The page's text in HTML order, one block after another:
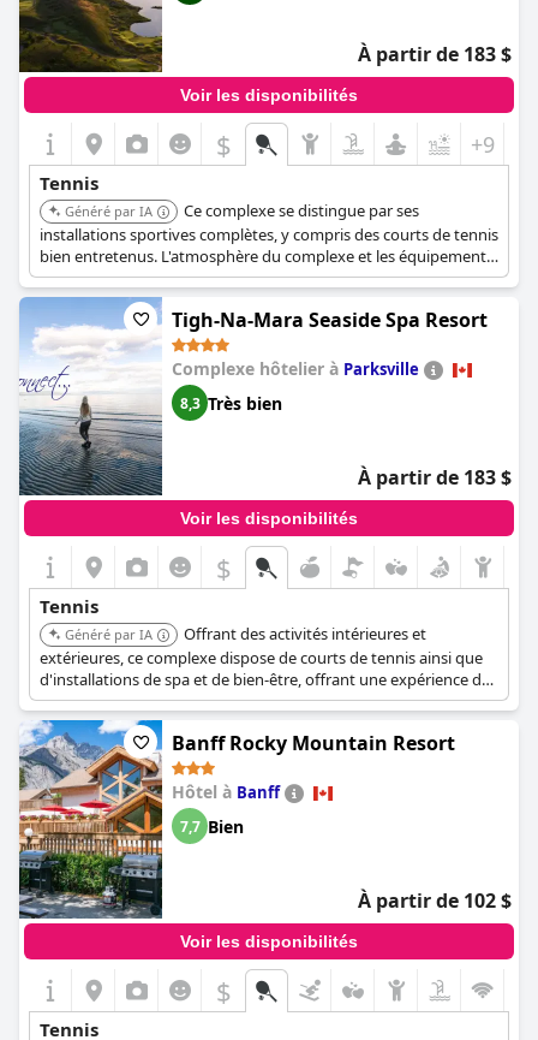
À partir de 183 $
Voir les disponibilités
$ +9
Tennis
Généré par IA
Ce complexe se distingue par ses
installations sportives complètes, y compris des courts de tennis
bien entretenus. L'atmosphère du complexe et les équipements
supplémentaires en font un lieu idéal pour les amateurs de
tennis à la recherche d'une expérience de vacances complète.
Tigh-Na-Mara Seaside Spa Resort
Complexe hôtelier à Parksville
8,3 Très bien
À partir de 183 $
Voir les disponibilités
$
Tennis
Généré par IA
Offrant des activités intérieures et
extérieures, ce complexe dispose de courts de tennis ainsi que
d'installations de spa et de bien-être, offrant une expérience de
vacances équilibrée. Sa situation près de la plage de Rathtrevor
ajoute à son attrait pour une escapade relaxante.
Banff Rocky Mountain Resort
Hôtel à Banff
7,7 Bien
À partir de 102 $
Voir les disponibilités
$
Tennis